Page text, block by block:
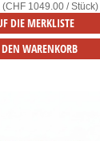
(CHF 1049.00 / Stück)
DIE MERKLISTE
WARENKORB